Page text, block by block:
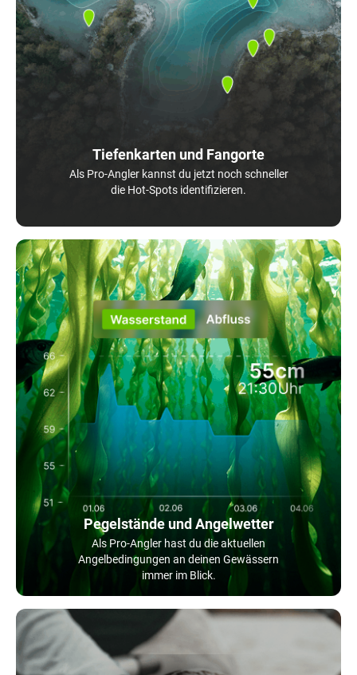
Tiefenkarten und Fangorte
Als Pro-Angler kannst du jetzt noch schneller
die Hot-Spots identifizieren.
Pegelstände und Angelwetter
Als Pro-Angler hast du die aktuellen
Angelbedingungen an deinen Gewässern
immer im Blick.